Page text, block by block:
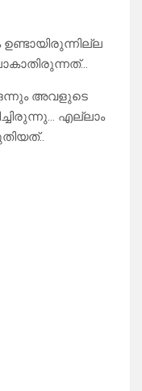
ഒന്നും അവളുടെ
എല്ലാം